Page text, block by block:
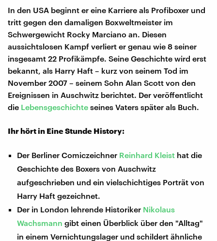
In den USA beginnt er eine Karriere als Profiboxer und
tritt gegen den damaligen Boxweltmeister im
Schwergewicht Rocky Marciano an. Diesen
aussichtslosen Kampf verliert er genau wie 8 seiner
insgesamt 22 Profikämpfe. Seine Geschichte wird erst
bekannt, als Harry Haft – kurz von seinem Tod im
November 2007 – seinem Sohn Alan Scott von den
Ereignissen in Auschwitz berichtet. Der veröffentlicht
die Lebensgeschichte seines Vaters später als Buch.
Ihr hört in Eine Stunde History:
Der Berliner Comiczeichner Reinhard Kleist hat die
Geschichte des Boxers von Auschwitz
aufgeschrieben und ein vielschichtiges Porträt von
Harry Haft gezeichnet.
Der in London lehrende Historiker Nikolaus
Wachsmann gibt einen Überblick über den "Alltag"
in einem Vernichtungslager und schildert ähnliche